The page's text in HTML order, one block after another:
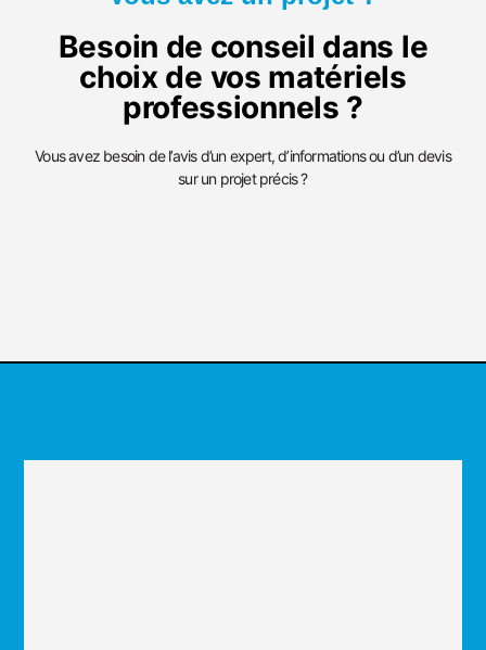
Besoin de conseil dans le
choix de vos matériels
professionnels ?
Vous avez besoin de l’avis d’un expert, d’informations ou d’un devis
sur un projet précis ?